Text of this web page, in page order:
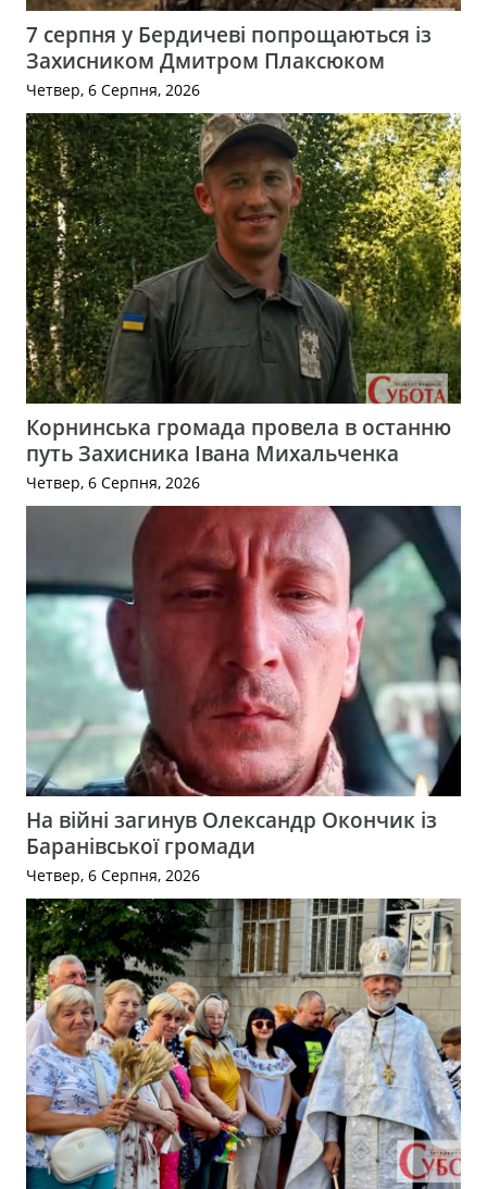
7 серпня у Бердичеві попрощаються із
Захисником Дмитром Плаксюком
Четвер, 6 Серпня, 2026
Корнинська громада провела в останню
путь Захисника Івана Михальченка
Четвер, 6 Серпня, 2026
На війні загинув Олександр Окончик із
Баранівської громади
Четвер, 6 Серпня, 2026